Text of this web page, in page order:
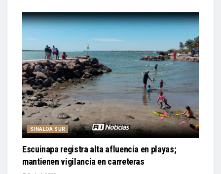
SINALOA SUR
Escuinapa registra alta afluencia en playas;
mantienen vigilancia en carreteras